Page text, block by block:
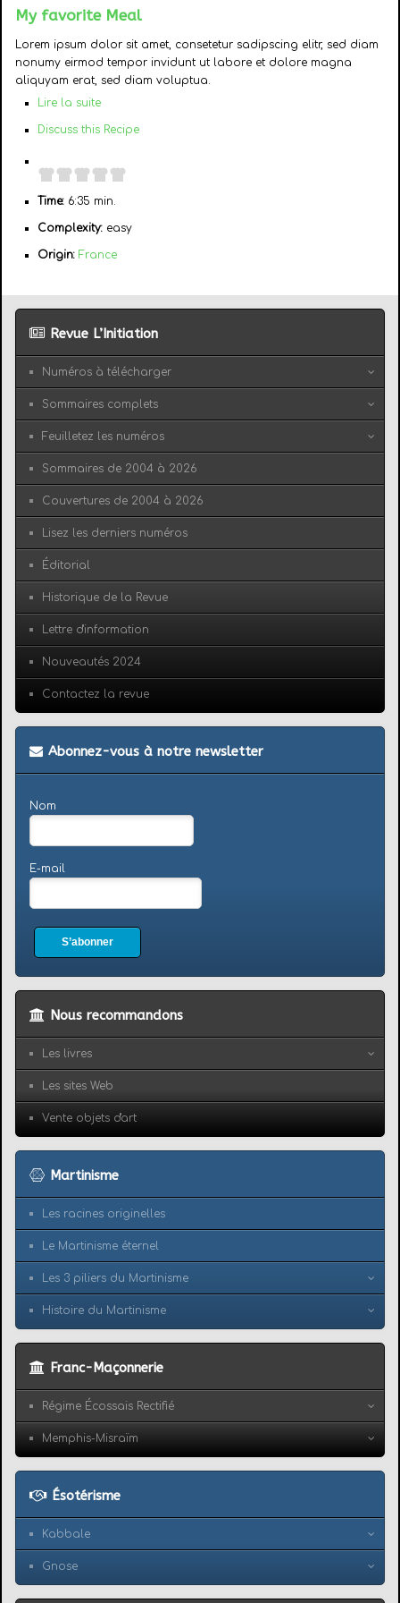
My favorite Meal
Lorem ipsum dolor sit amet, consetetur sadipscing elitr, sed diam
nonumy eirmod tempor invidunt ut labore et dolore magna
aliquyam erat, sed diam voluptua.
Lire la suite
Discuss this Recipe
Time: 6:35 min.
Complexity: easy
Origin: France
Revue L’Initiation
Numéros à télécharger
Sommaires complets
Feuilletez les numéros
Sommaires de 2004 à 2026
Couvertures de 2004 à 2026
Lisez les derniers numéros
Éditorial
Historique de la Revue
Lettre d'information
Nouveautés 2024
Contactez la revue
Abonnez-vous à notre newsletter
Nom
E-mail
S’abonner
Nous recommandons
Les livres
Les sites Web
Vente objets d'art
Martinisme
Les racines originelles
Le Martinisme éternel
Les 3 piliers du Martinisme
Histoire du Martinisme
Franc-Maçonnerie
Régime Écossais Rectifié
Memphis-Misraïm
Ésotérisme
Kabbale
Gnose